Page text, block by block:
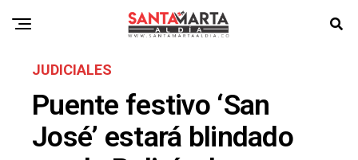
JUDICIALES
Puente festivo ‘San
José’ estará blindado